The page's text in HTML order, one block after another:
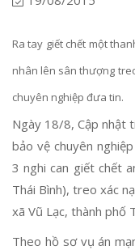
Ra tay giết chết một
nhân lên sân thượng
chuyên nghiệp đưa tin.
Ngày 18/8, Cập nhật
bảo vệ chuyên
3 nghi can giết chết
Thái Bình), treo xác
xã Vũ Lạc, thành phố
Theo hồ sơ vụ án